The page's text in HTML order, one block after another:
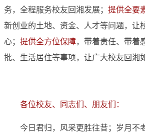
务，全程服务校友回湘发展； 提供全要
新创业的土地、资金、人才等问题，让
心； 提供全方位保障，带着责任、带着
批、生活居住等事项，让广大校友回湘
各位校友、同志们、朋友们：
今日君归，风采更胜往昔；岁月不